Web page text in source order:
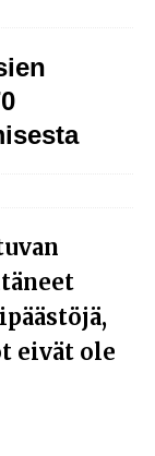
eivät ole